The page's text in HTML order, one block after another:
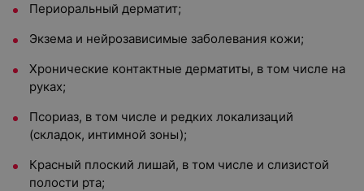
Периоральный дерматит;
Экзема и нейрозависимые заболевания кожи;
Хронические контактные дерматиты, в том числе на
руках;
Псориаз, в том числе и редких локализаций
(складок, интимной зоны);
Красный плоский лишай, в том числе и слизистой
полости рта;